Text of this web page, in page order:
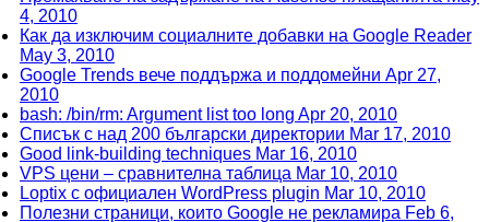
4, 2010
Как да изключим социалните добавки на Google Reader
May 3, 2010
Google Trends вече поддържа и поддомейни Apr 27,
2010
bash: /bin/rm: Argument list too long Apr 20, 2010
Списък с над 200 български директории Mar 17, 2010
Good link-building techniques Mar 16, 2010
VPS цени – сравнителна таблица Mar 10, 2010
Loptix с официален WordPress plugin Mar 10, 2010
Полезни страници, които Google не рекламира Feb 6,